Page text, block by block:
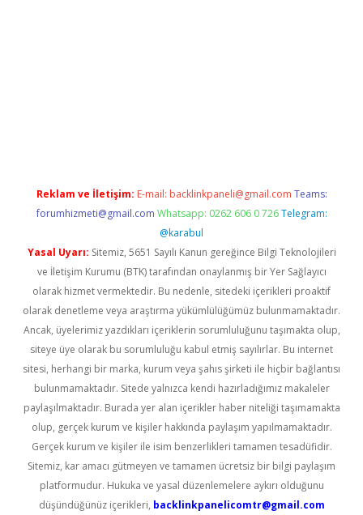
Reklam ve İletişim: E-mail: backlinkpaneli@gmail.com Teams:
forumhizmeti@gmail.com Whatsapp: 0262 606 0 726 Telegram:
@karabul
Yasal Uyarı: Sitemiz, 5651 Sayılı Kanun gereğince Bilgi Teknolojileri
ve İletişim Kurumu (BTK) tarafından onaylanmış bir Yer Sağlayıcı
olarak hizmet vermektedir. Bu nedenle, sitedeki içerikleri proaktif
olarak denetleme veya araştırma yükümlülüğümüz bulunmamaktadır.
Ancak, üyelerimiz yazdıkları içeriklerin sorumluluğunu taşımakta olup,
siteye üye olarak bu sorumluluğu kabul etmiş sayılırlar. Bu internet
sitesi, herhangi bir marka, kurum veya şahıs şirketi ile hiçbir bağlantısı
bulunmamaktadır. Sitede yalnızca kendi hazırladığımız makaleler
paylaşılmaktadır. Burada yer alan içerikler haber niteliği taşımamakta
olup, gerçek kurum ve kişiler hakkında paylaşım yapılmamaktadır.
Gerçek kurum ve kişiler ile isim benzerlikleri tamamen tesadüfidir.
Sitemiz, kar amacı gütmeyen ve tamamen ücretsiz bir bilgi paylaşım
platformudur. Hukuka ve yasal düzenlemelere aykırı olduğunu
düşündüğünüz içerikleri, backlinkpanelicomtr@gmail.com